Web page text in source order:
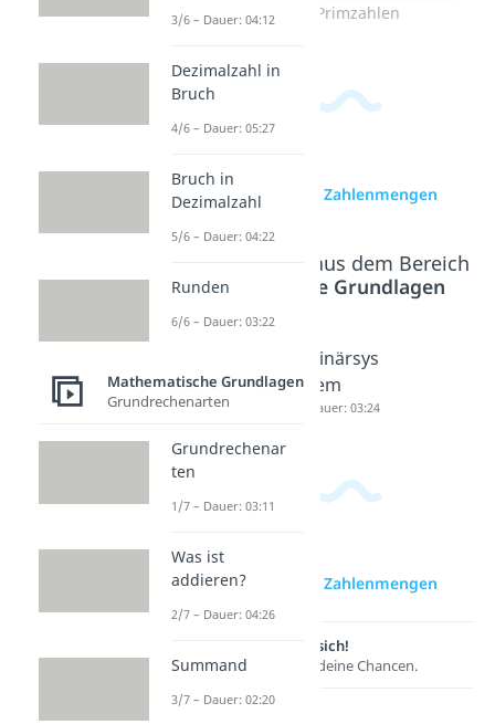
Zum Video: Primzahlen
zur Videoseite: Zahlenmengen
Beliebte Inhalte aus dem Bereich
Mathematische Grundlagen
Zahlen
Dauer: 04:55
te Zahl
Binärsys
tem
Dauer: 03:24
zur Videoseite: Zahlenmengen
Lernen lohnt sich!
Entdecke hier deine Chancen.
3/6 – Dauer: 04:12
Dezimalzahl in
Bruch
4/6 – Dauer: 05:27
Bruch in
Dezimalzahl
5/6 – Dauer: 04:22
Runden
6/6 – Dauer: 03:22
Mathematische Grundlagen
Grundrechenarten
Grundrechenar
ten
1/7 – Dauer: 03:11
Was ist
addieren?
2/7 – Dauer: 04:26
Summand
3/7 – Dauer: 02:20